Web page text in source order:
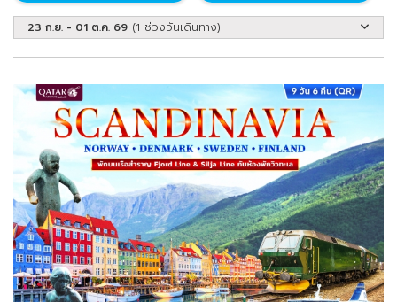
23 ก.ย. - 01 ต.ค. 69 (1 ช่วงวันเดินทาง)